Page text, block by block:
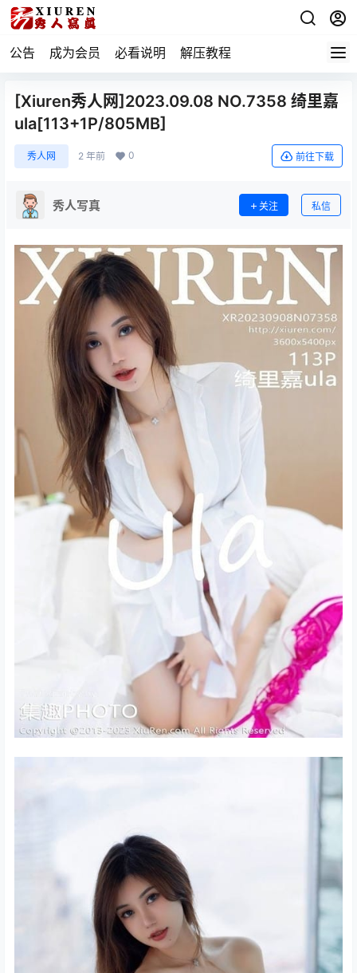
公告 成为会员 必看说明 解压教程
[Xiuren秀人网]2023.09.08 NO.7358 绮里嘉
ula[113+1P/805MB]
秀人网 2 年前 0 前往下载
秀人写真 关注 私信